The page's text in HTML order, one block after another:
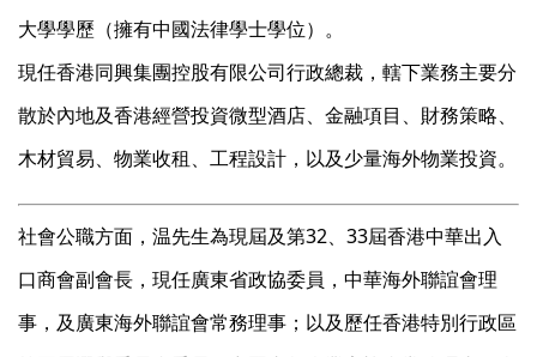
大學學歷（擁有中國法律學士學位）。
現任香港同興集團控股有限公司行政總裁，轄下業務主要分
散於內地及香港經營投資微型酒店、金融項目、財務策略、
木材貿易、物業收租、工程設計，以及少量海外物業投資。
社會公職方面，温先生為現屆及第32、33屆香港中華出入
口商會副會長，現任廣東省政協委員，中華海外聯誼會理
事，及廣東海外聯誼會常務理事；以及歷任香港特別行政區